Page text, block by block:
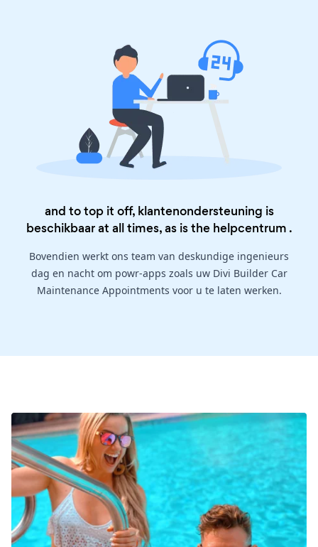
and to top it off, klantenondersteuning is
beschikbaar at all times, as is the helpcentrum .
Bovendien werkt ons team van deskundige ingenieurs
dag en nacht om powr-apps zoals uw Divi Builder Car
Maintenance Appointments voor u te laten werken.